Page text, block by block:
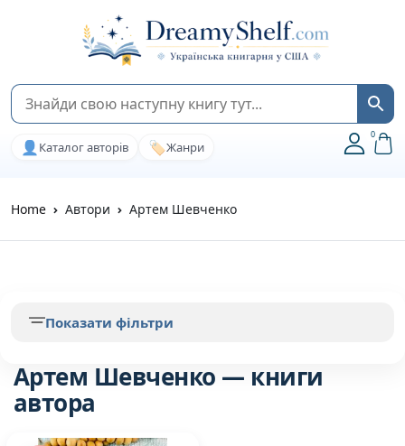
👤 Каталог авторів 🏷️Жанри
0
Home Автори Артем Шевченко
Артем Шевченко — книги
автора
Показати фільтри